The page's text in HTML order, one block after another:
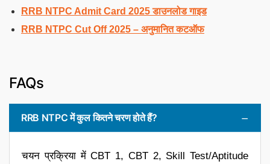
RRB NTPC Admit Card 2025 डाउनलोड गाइड
RRB NTPC Cut Off 2025 – अनुमानित कटऑफ
FAQs
RRB NTPC में कुल कितने चरण होते हैं?
चयन प्रक्रिया में CBT 1, CBT 2, Skill Test/Aptitude